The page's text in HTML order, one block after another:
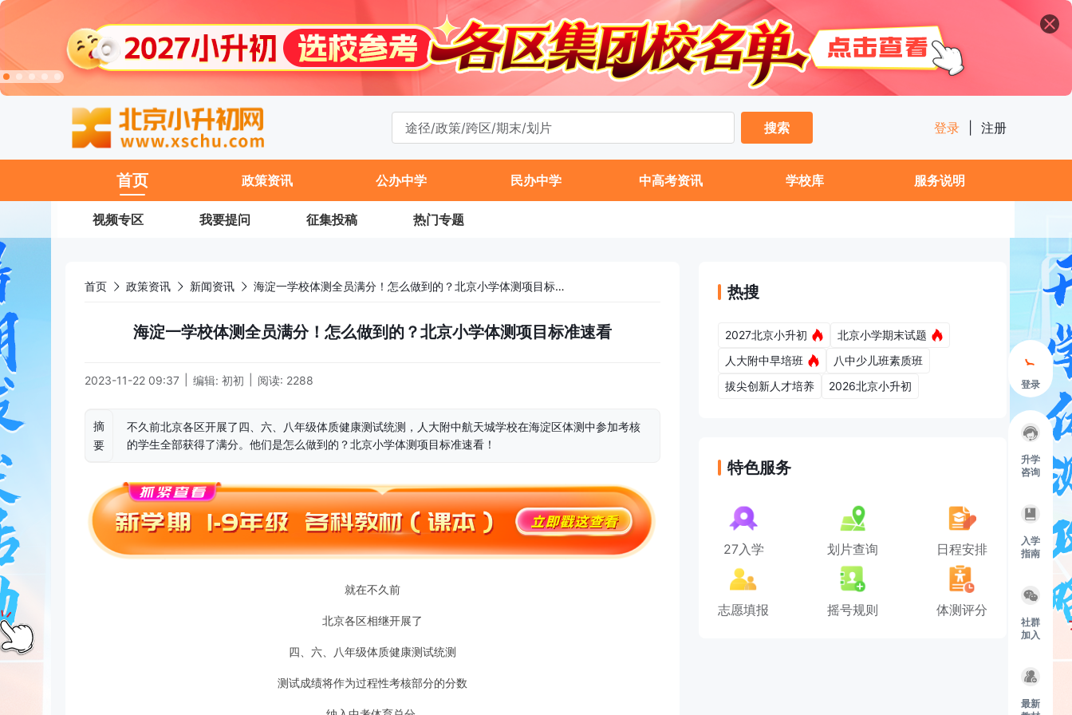
登录
升学
咨询
入学
指南
社群
加入
最新
搜索
登录 注册
首页 政策资讯 公办中学 民办中学 中高考资讯 学校库 服务说明
视频专区 我要提问 征集投稿 热门专题
首页 政策资讯 新闻资讯 海淀一学校体测全员满分！怎么做到的？北京小学体测项目标准速看
海淀一学校体测全员满分！怎么做到的？北京小学体测项目标准速看
2023-11-22 09:37 编辑: 初初 阅读: 2288
摘
要
不久前北京各区开展了四、六、八年级体质健康测试统测，人大附中航天城学校在海淀区体测中参加考核
的学生全部获得了满分。他们是怎么做到的？北京小学体测项目标准速看！
就在不久前
北京各区相继开展了
四、六、八年级体质健康测试统测
测试成绩将作为过程性考核部分的分数
热搜
2027北京小升初
北京小学期末试题
人大附中早培班
八中少儿班素质班
拔尖创新人才培养
2026北京小升初
特色服务
27入学 划片查询 日程安排
志愿填报 摇号规则 体测评分